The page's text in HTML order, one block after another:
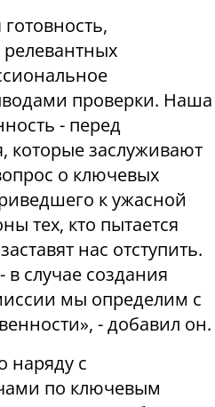
релевантных
проверки. Наша
- перед
которые заслуживают
о ключевых
к ужасной
тех, кто пытается
нас отступить.
в случае создания
мы определим с
- добавил он.
наряду с
по ключевым